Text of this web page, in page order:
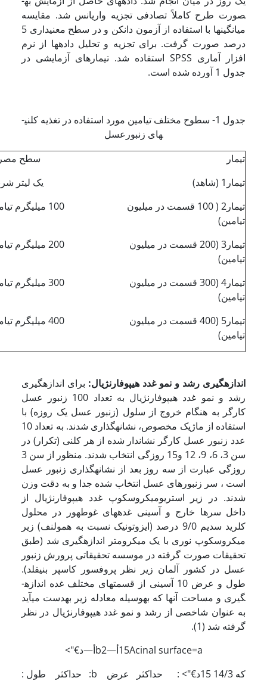
صورت طرح کاملاً تصادفی تجزیه واریانس شد. مقایسه
میانگین­ها با استفاده از آزمون دانکن و در سطح معنی­داری 5
درصد صورت گرفت. برای تجزیه و تحلیل داده­ها از نرم
افزار آماری SPSS استفاده شد. تیمارهای آزمایشی در
جدول 1 آورده شده است.
جدول 1- سطوح مختلف تیامین مورد استفاده در تغذیه کلنی­
های زنبورعسل
تیمار
سطح
تیمار1 (شاهد)
یک لیتر
تیمار2 ( 100 قسمت در میلیون
تیامین)
100 میلی­گرم تیامین در یک لیتر شربت
تیمار3 (200 قسمت در میلیون
تیامین)
200 میلی­گرم تیامین در یک لیتر شربت
تیمار4 (300 قسمت در میلیون
تیامین)
300 میلی­گرم تیامین در یک لیتر شربت
تیمار5 (400 قسمت در میلیون
تیامین)
400 میلی­گرم تیامین در یک لیتر شربت
اندازه­گیری رشد و نمو غدد هیپوفارنژیال: برای اندازه­گیری
رشد و نمو غدد هیپوفارنژیال به تعداد 100 زنبور عسل
کارگر به هنگام خروج از سلول (زنبور عسل یک روزه) با
استفاده از ماژیک مخصوص، نشانه­گذاری شدند. به تعداد 10
عدد زنبور عسل کارگر نشاندار شده از هر کلنی (تکرار) در
سن 3، 6، 9، 12 و15 روزگی انتخاب شدند. منظور از سن 3
روزگی عبارت از سه روز بعد از نشانه­گذاری زنبور عسل
است ، سر زنبورهای عسل انتخاب شده جدا و به دقت وزن
­شدند. در زیر استریومیکروسکوپ غدد هیپوفارنژیال از
داخل سرها خارج و آسینی غده­های غوطه­ور در محلول
کلرید سدیم 9/0 درصد (ایزوتونیک نسبت به همولنف) زیر
میکروسکوپ نوری با یک میکرومتر اندازه­گیری شد (طبق
تحقیقات صورت گرفته در موسسه تحقیقاتی پرورش زنبور
عسل در کشور آلمان زیر نظر پروفسور کاسپر بنیفلد).
طول و عرض 10 آسینی از قسمت­های مختلف غده اندازه­
گیری و مساحت آن­ها که به­وسیله معادله زیر به­دست می­آید
به عنوان شاخصی از رشد و نمو غدد هیپوفارنژیال در نظر
گرفته ­شد (1).
15Acinal surface=aأ—b2أ—د€">
که 14/3
15د€"> : حداکثر عرض b: حداکثر طول :